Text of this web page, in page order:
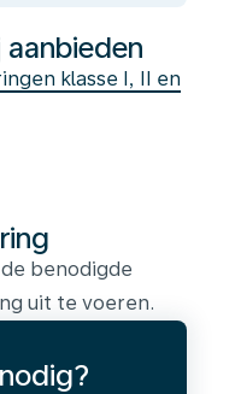
aanbieden
klasse I, II en
benodigde
uit te voeren.